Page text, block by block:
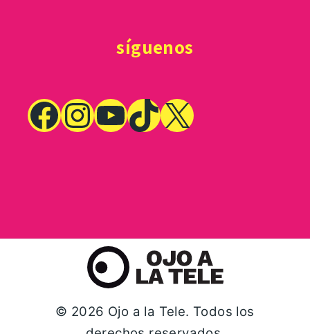
síguenos
© 2026 Ojo a la Tele. Todos los